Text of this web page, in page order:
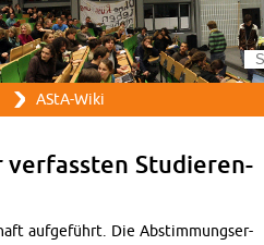
AStA-Wi­ki
ver­fass­ten Stu­die­ren­
auf­ge­führt. Die Ab­stim­mungs­er­